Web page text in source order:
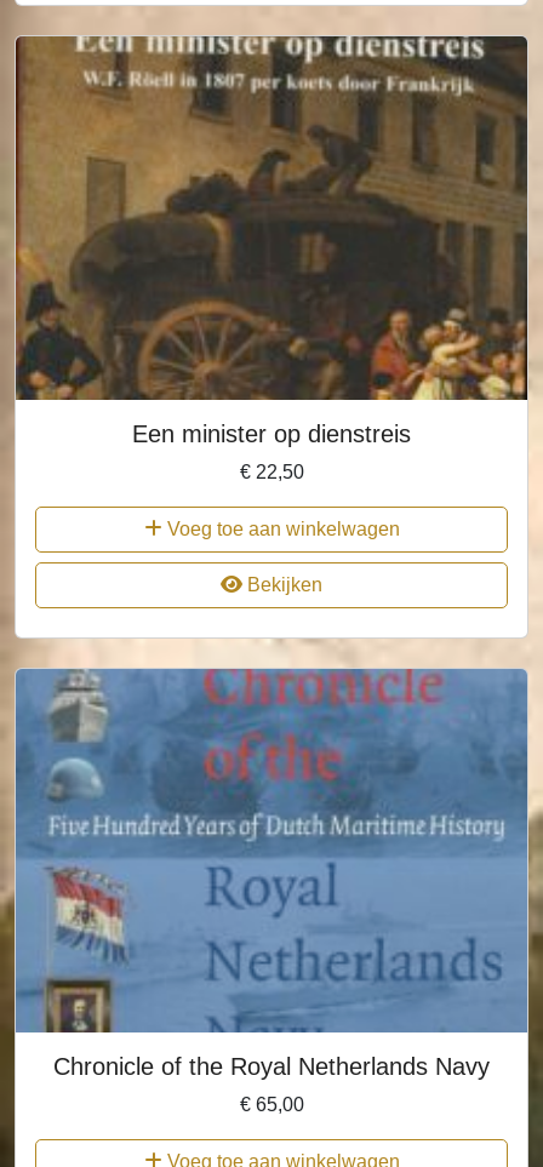
Een minister op dienstreis
€22,50
Voeg toe aan winkelwagen
Bekijken
Chronicle of the Royal Netherlands Navy
€65,00
Voeg toe aan winkelwagen